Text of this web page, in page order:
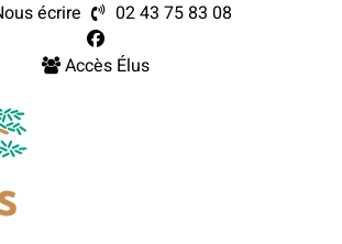
écrire
02 43 75 83 08
Accès Élus